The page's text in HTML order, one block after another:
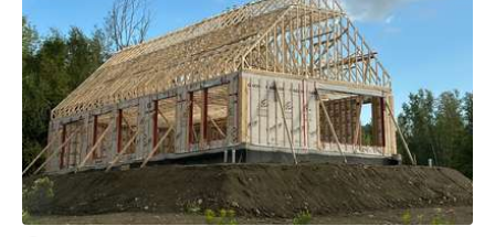
Sauvegarder